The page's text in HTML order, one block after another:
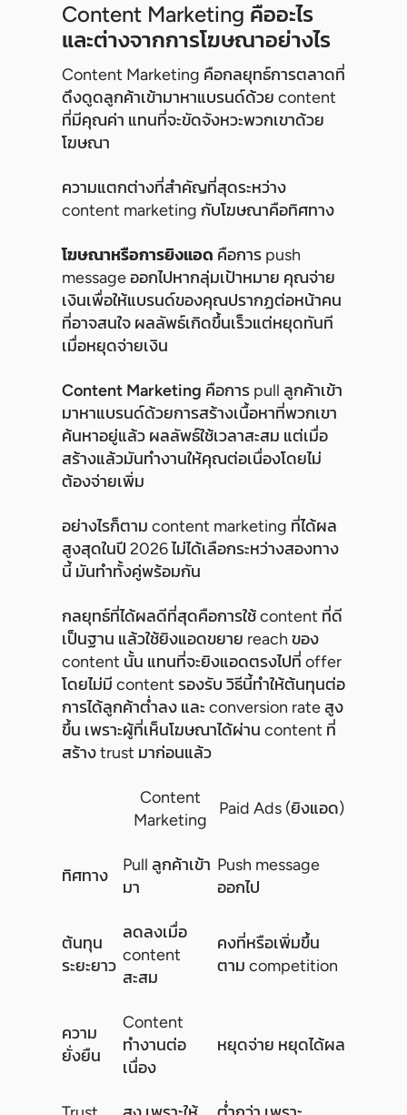
Content Marketing คืออะไร
และต่างจากการโฆษณาอย่างไร
Content Marketing คือกลยุทธ์การตลาดที่
ดึงดูดลูกค้าเข้ามาหาแบรนด์ด้วย content
ที่มีคุณค่า แทนที่จะขัดจังหวะพวกเขาด้วย
โฆษณา
ความแตกต่างที่สำคัญที่สุดระหว่าง
content marketing กับโฆษณาคือทิศทาง
โฆษณาหรือการยิงแอด คือการ push
message ออกไปหากลุ่มเป้าหมาย คุณจ่าย
เงินเพื่อให้แบรนด์ของคุณปรากฏต่อหน้าคน
ที่อาจสนใจ ผลลัพธ์เกิดขึ้นเร็วแต่หยุดทันที
เมื่อหยุดจ่ายเงิน
Content Marketing คือการ pull ลูกค้าเข้า
มาหาแบรนด์ด้วยการสร้างเนื้อหาที่พวกเขา
ค้นหาอยู่แล้ว ผลลัพธ์ใช้เวลาสะสม แต่เมื่อ
สร้างแล้วมันทำงานให้คุณต่อเนื่องโดยไม่
ต้องจ่ายเพิ่ม
อย่างไรก็ตาม content marketing ที่ได้ผล
สูงสุดในปี 2026 ไม่ได้เลือกระหว่างสองทาง
นี้ มันทำทั้งคู่พร้อมกัน
กลยุทธ์ที่ได้ผลดีที่สุดคือการใช้ content ที่ดี
เป็นฐาน แล้วใช้ยิงแอดขยาย reach ของ
content นั้น แทนที่จะยิงแอดตรงไปที่ offer
โดยไม่มี content รองรับ วิธีนี้ทำให้ต้นทุนต่อ
การได้ลูกค้าต่ำลง และ conversion rate สูง
ขึ้น เพราะผู้ที่เห็นโฆษณาได้ผ่าน content ที่
สร้าง trust มาก่อนแล้ว
Content
Marketing
Paid Ads (ยิงแอด)
ทิศทาง
Pull ลูกค้าเข้า
มา
Push message
ออกไป
ต้นทุน
ระยะยาว
ลดลงเมื่อ
content
สะสม
คงที่หรือเพิ่มขึ้น
ตาม competition
ความ
ยั่งยืน
Content
ทำงานต่อ
เนื่อง
หยุดจ่าย หยุดได้ผล